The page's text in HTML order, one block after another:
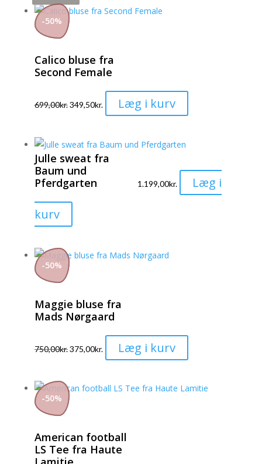
-50%
Calico bluse fra
Second Female
699,00kr.349,50kr. Læg i kurv
vare
Mulighederne
kan
Julle sweat fra
Baum und
Pferdgarten
1.199,00kr.
Læg i
kurv
vare
flere
kan
vælges
varesiden
-50%
Maggie bluse fra
Mads Nørgaard
750,00kr.375,00kr. Læg i kurv
vare
flere
-50%
American football
LS Tee fra Haute